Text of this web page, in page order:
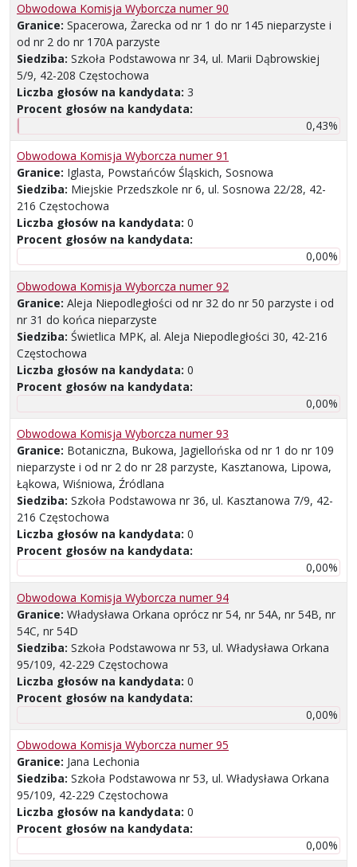
Obwodowa Komisja Wyborcza numer 90
Granice: Spacerowa, Żarecka od nr 1 do nr 145 nieparzyste i
od nr 2 do nr 170A parzyste
Siedziba: Szkoła Podstawowa nr 34, ul. Marii Dąbrowskiej
5/9, 42-208 Częstochowa
Liczba głosów na kandydata: 3
Procent głosów na kandydata:
0,43%
Obwodowa Komisja Wyborcza numer 91
Granice: Iglasta, Powstańców Śląskich, Sosnowa
Siedziba: Miejskie Przedszkole nr 6, ul. Sosnowa 22/28, 42-
216 Częstochowa
Liczba głosów na kandydata: 0
Procent głosów na kandydata:
0,00%
Obwodowa Komisja Wyborcza numer 92
Granice: Aleja Niepodległości od nr 32 do nr 50 parzyste i od
nr 31 do końca nieparzyste
Siedziba: Świetlica MPK, al. Aleja Niepodległości 30, 42-216
Częstochowa
Liczba głosów na kandydata: 0
Procent głosów na kandydata:
0,00%
Obwodowa Komisja Wyborcza numer 93
Granice: Botaniczna, Bukowa, Jagiellońska od nr 1 do nr 109
nieparzyste i od nr 2 do nr 28 parzyste, Kasztanowa, Lipowa,
Łąkowa, Wiśniowa, Źródlana
Siedziba: Szkoła Podstawowa nr 36, ul. Kasztanowa 7/9, 42-
216 Częstochowa
Liczba głosów na kandydata: 0
Procent głosów na kandydata:
0,00%
Obwodowa Komisja Wyborcza numer 94
Granice: Władysława Orkana oprócz nr 54, nr 54A, nr 54B, nr
54C, nr 54D
Siedziba: Szkoła Podstawowa nr 53, ul. Władysława Orkana
95/109, 42-229 Częstochowa
Liczba głosów na kandydata: 0
Procent głosów na kandydata:
0,00%
Obwodowa Komisja Wyborcza numer 95
Granice: Jana Lechonia
Siedziba: Szkoła Podstawowa nr 53, ul. Władysława Orkana
95/109, 42-229 Częstochowa
Liczba głosów na kandydata: 0
Procent głosów na kandydata:
0,00%